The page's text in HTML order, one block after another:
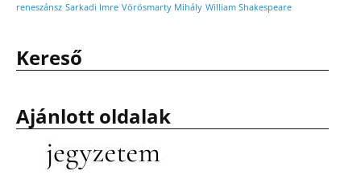
reneszánsz Sarkadi Imre Vörösmarty Mihály William Shakespeare
Kereső
Ajánlott oldalak